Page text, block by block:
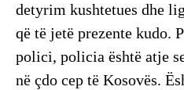
detyrim kushtetues dhe
që të jetë prezente kudo.
polici, policia është atje
në çdo cep të Kosovës.